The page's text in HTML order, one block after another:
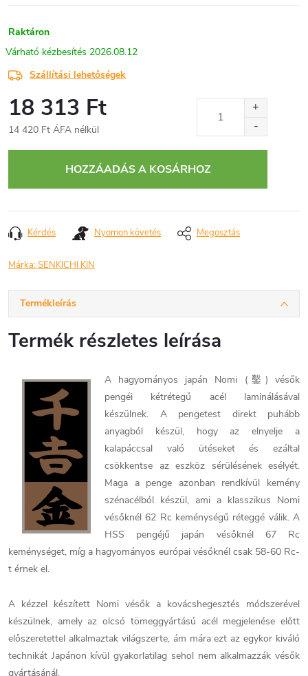
Raktáron
2026.08.12
Szállítási lehetőségek
18 313 Ft
14 420 Ft ÁFA nélkül
HOZZÁADÁS A KOSÁRHOZ
Kérdés Nyomon követés Megosztás
Márka:SENKICHI KIN
Termékleírás
Termék részletes leírása
A hagyományos japán Nomi (鑿) vésők
pengéi kétrétegű acél laminálásával
készülnek. A pengetest direkt puhább
anyagból készül, hogy az elnyelje a
kalapáccsal való ütéseket és ezáltal
csökkentse az eszköz sérülésének esélyét.
Maga a penge azonban rendkívül kemény
szénacélból készül, ami a klasszikus Nomi
vésőknél 62 Rc keménységű réteggé válik. A
HSS pengéjű japán vésőknél 67 Rc
keménységet, míg a hagyományos európai vésőknél csak 58-60 Rc-
t érnek el.
A kézzel készített Nomi vésők a kovácshegesztés módszerével
készülnek, amely az olcsó tömeggyártású acél megjelenése előtt
előszeretettel alkalmaztak világszerte, ám mára ezt az egykor kiváló
technikát Japánon kívül gyakorlatilag sehol nem alkalmazzák vésők
gyártásánál.